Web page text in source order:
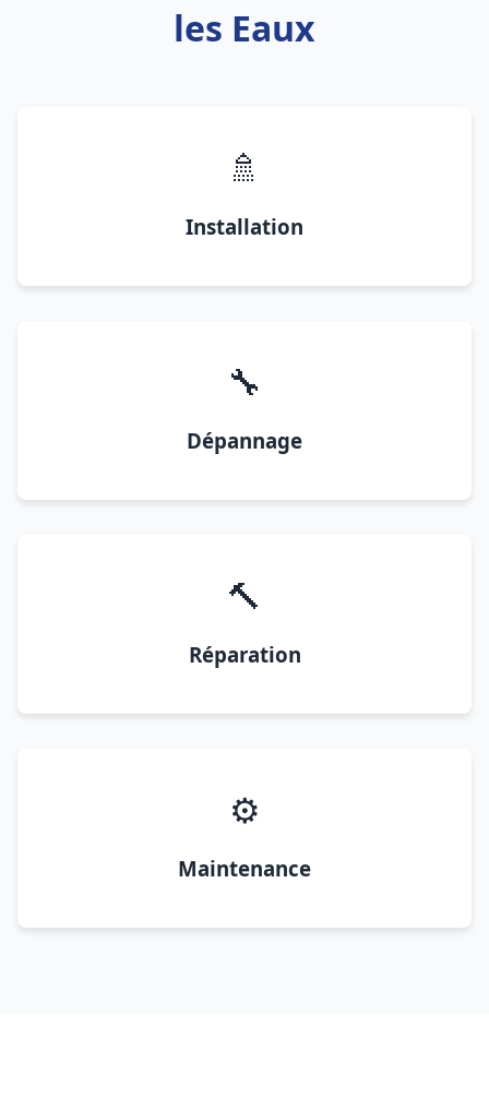
les Eaux
🚿
Installation
🔧
Dépannage
🔨
Réparation
⚙️
Maintenance